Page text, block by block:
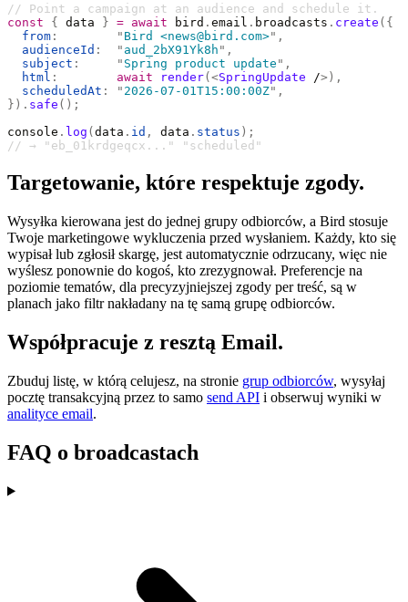
// Point a campaign at an audience and schedule it.
const { data } = await bird . email . broadcasts . create ({
  from
:
        "
Bird <news@bird.com>" ,
  audienceId
:
  "
aud_2bX91Yk8h " ,
  subject
:
     "
Spring product update " ,
  html
:
        await
render(<SpringUpdate />),
  scheduledAt
: " 2026-07-01T15:00:00Z" ,
}). safe ();
console . log ( data . id , data . status );
// → "eb_01krdgeqcx..." "scheduled"
Targetowanie, które respektuje zgody.
Wysyłka kierowana jest do jednej grupy odbiorców, a Bird stosuje
Twoje marketingowe wykluczenia przed wysłaniem. Każdy, kto się
wypisał lub zgłosił skargę, jest automatycznie odrzucany, więc nie
wyślesz ponownie do kogoś, kto zrezygnował. Preferencje na
poziomie tematów, dla precyzyjniejszej zgody per treść, są w
planach jako filtr nakładany na tę samą grupę odbiorców.
Współpracuje z resztą Email.
Zbuduj listę, w którą celujesz, na stronie grup odbiorców, wysyłaj
pocztę transakcyjną przez to samo send API i obserwuj wyniki w
analityce email.
FAQ o broadcastach